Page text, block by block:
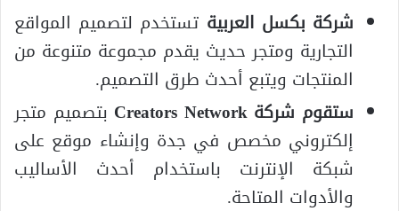
شركة بكسل العربية تستخدم لتصميم المواقع
التجارية ومتجر حديث يقدم مجموعة متنوعة من
المنتجات ويتبع أحدث طرق التصميم.
ستقوم شركة Creators Network
بتصميم متجر
إلكتروني مخصص في جدة وإنشاء موقع على
شبكة الإنترنت باستخدام أحدث الأساليب
والأدوات المتاحة.